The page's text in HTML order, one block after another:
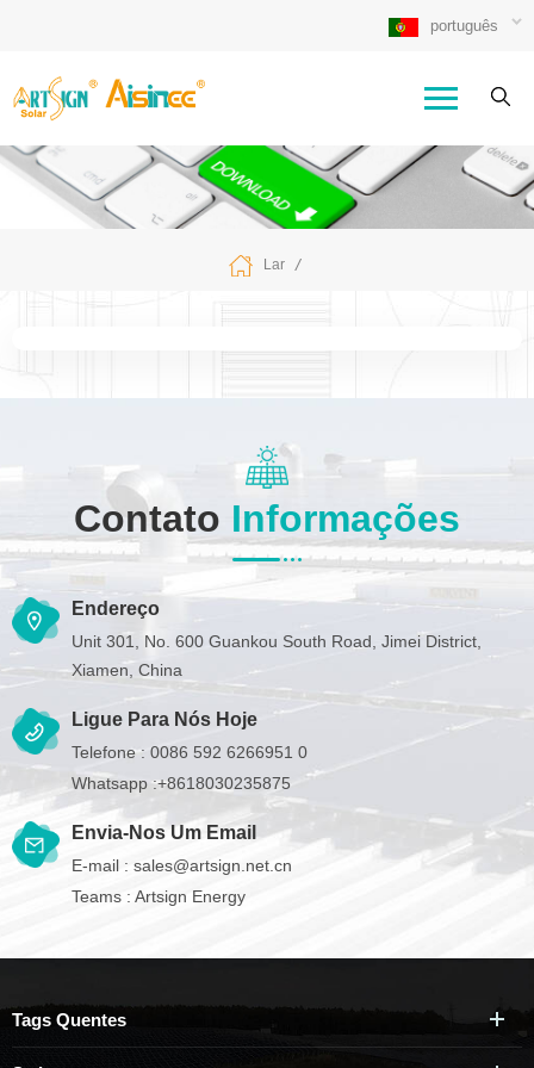
português
Lar /
Contato Informações
Endereço
Unit 301, No. 600 Guankou South Road, Jimei District,
Xiamen, China
Ligue Para Nós Hoje
Telefone : 0086 592 6266951 0
Whatsapp :+8618030235875
Envia-Nos Um Email
E-mail : sales@artsign.net.cn
Teams : Artsign Energy
Tags Quentes